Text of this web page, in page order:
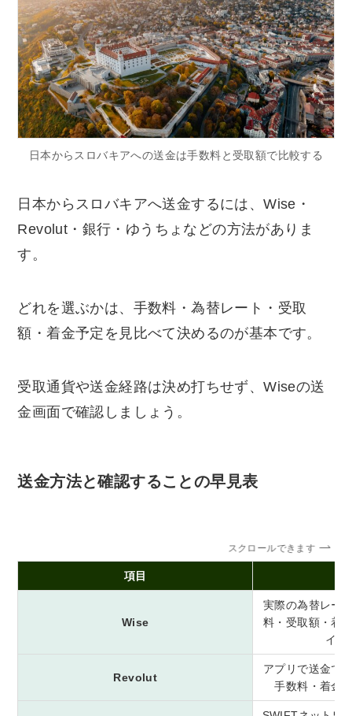
日本からスロバキアへの送金は手数料と受取額で比較する
日本からスロバキアへ送金するには、Wise・
Revolut・銀行・ゆうちょなどの方法がありま
す。
どれを選ぶかは、手数料・為替レート・受取
額・着金予定を見比べて決めるのが基本です。
受取通貨や送金経路は決め打ちせず、Wiseの送
金画面で確認しましょう。
送金方法と確認することの早見表
スクロールできます
項目
Wise
実際の為替レー
料・受取額・着
イン
Revolut
アプリで送金で
手数料・着金